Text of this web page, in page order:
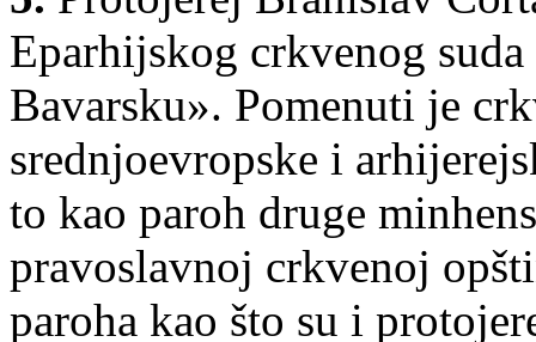
Eparhijskog crkvenog
Bavarsku». Pomenuti je
srednjoevropske i
to kao paroh druge
pravoslavnoj crkvenoj
paroha kao što su i